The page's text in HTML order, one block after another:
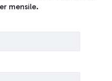
mensile.